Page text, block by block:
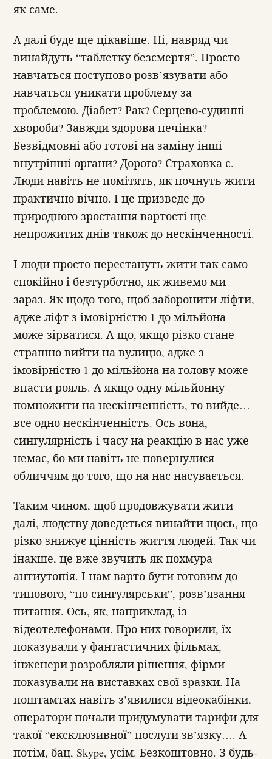
як саме.
А далі буде ще цікавіше. Ні, навряд чи
винайдуть “таблетку безсмертя”. Просто
навчаться поступово розв’язувати або
навчаться уникати проблему за
проблемою. Діабет? Рак? Серцево-судинні
хвороби? Завжди здорова печінка?
Безвідмовні або готові на заміну інші
внутрішні органи? Дорого? Страховка є.
Люди навіть не помітять, як почнуть жити
практично вічно. І це призведе до
природного зростання вартості ще
непрожитих днів також до нескінченності.
І люди просто перестануть жити так само
спокійно і безтурботно, як живемо ми
зараз. Як щодо того, щоб заборонити ліфти,
адже ліфт з імовірністю 1 до мільйона
може зірватися. А що, якщо різко стане
страшно вийти на вулицю, адже з
імовірністю 1 до мільйона на голову може
впасти рояль. А якщо одну мільйонну
помножити на нескінченність, то вийде…
все одно нескінченність. Ось вона,
сингулярність і часу на реакцію в нас уже
немає, бо ми навіть не повернулися
обличчям до того, що на нас насувається.
Таким чином, щоб продовжувати жити
далі, людству доведеться винайти щось, що
різко знижує цінність життя людей. Так чи
інакше, це вже звучить як похмура
антиутопія. І нам варто бути готовим до
типового, “по сингулярськи”, розв’язання
питання. Ось, як, наприклад, із
відеотелефонами. Про них говорили, їх
показували у фантастичних фільмах,
інженери розробляли рішення, фірми
показували на виставках свої зразки. На
поштамтах навіть з’явилися відеокабінки,
оператори почали придумувати тарифи для
такої “ексклюзивної” послуги зв’язку…. А
потім, бац, Skype, усім. Безкоштовно. З будь-